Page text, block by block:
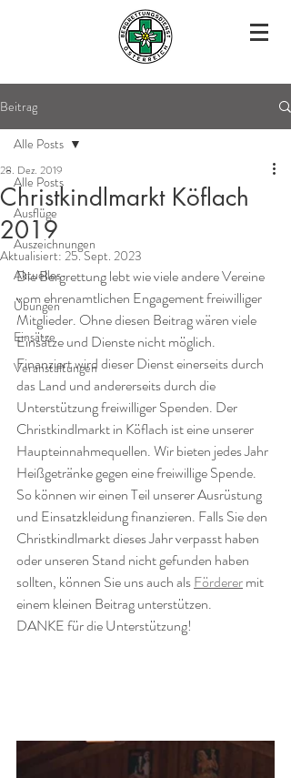
Beitrag
Alle Posts
Ausflüge
Auszeichnungen
Aktuelles
Übungen
Einsätze
Veranstaltungen
Alle Posts
Christkindlmarkt Köflach
2019
28. Dez. 2019
Aktualisiert: 25. Sept. 2023
Die Bergrettung lebt wie viele andere Vereine
vom ehrenamtlichen Engagement freiwilliger
Mitglieder. Ohne diesen Beitrag wären viele
Einsätze und Dienste nicht möglich.
Finanziert wird dieser Dienst einerseits durch
das Land und andererseits durch die
Unterstützung freiwilliger Spenden. Der
Christkindlmarkt in Köflach ist eine unserer
Haupteinnahmequellen. Wir bieten jedes Jahr
Heißgetränke gegen eine freiwillige Spende.
So können wir einen Teil unserer Ausrüstung
und Einsatzkleidung finanzieren. Falls Sie den
Christkindlmarkt dieses Jahr verpasst haben
oder unseren Stand nicht gefunden haben
sollten, können Sie uns auch als Förderer mit
einem kleinen Beitrag unterstützen.
DANKE für die Unterstützung!